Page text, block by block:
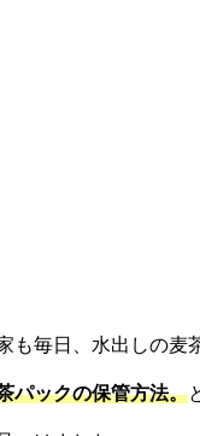
毎日、水出しの麦
パックの保管方法。